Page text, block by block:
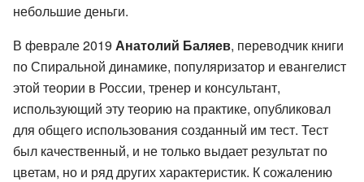
небольшие деньги.
В феврале 2019 Анатолий Баляев, переводчик книги
по Спиральной динамике, популяризатор и евангелист
этой теории в России, тренер и консультант,
использующий эту теорию на практике, опубликовал
для общего использования созданный им тест. Тест
был качественный, и не только выдает результат по
цветам, но и ряд других характеристик. К сожалению